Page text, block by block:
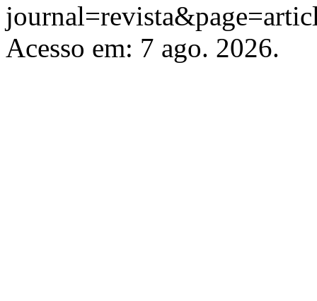
Acesso em: 7 ago. 2026.